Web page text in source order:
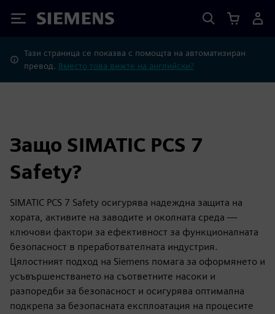
Siemens
Тази страница се показва с помощта на автоматизиран
превод. Вместо това вижте на английски?
Защо SIMATIC PCS 7
Safety?
SIMATIC PCS 7 Safety осигурява надеждна защита на
хората, активите на заводите и околната среда —
ключови фактори за ефективност за функционалната
безопасност в преработвателната индустрия.
Цялостният подход на Siemens помага за оформянето и
усъвършенстването на съответните насоки и
разпоредби за безопасност и осигурява оптимална
подкрепа за безопасната експлоатация на процесите